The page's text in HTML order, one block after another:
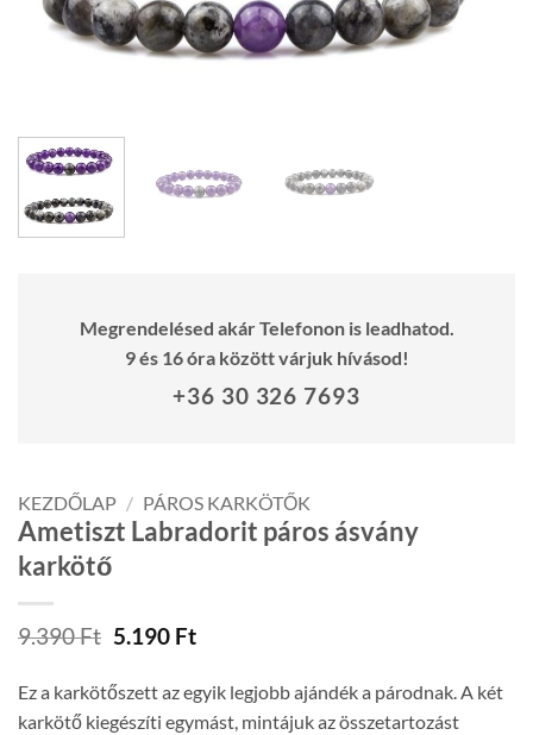
Megrendelésed akár Telefonon is leadhatod.
9 és 16 óra között várjuk hívásod!
+36 30 326 7693
KEZDŐLAP / PÁROS KARKÖTŐK
Ametiszt Labradorit páros ásvány
karkötő
9.390Ft Original
was:
9.390 Ft.
5.190 FtCurrent
is:
5.190 Ft.
Ez a karkötőszett az egyik legjobb ajándék a párodnak. A két
karkötő kiegészíti egymást, mintájuk az összetartozást